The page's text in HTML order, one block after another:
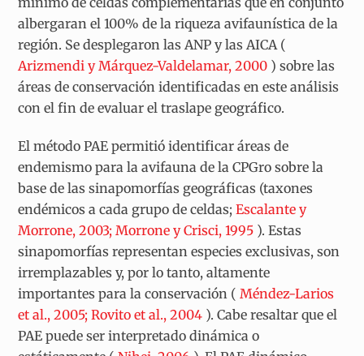
albergaran el 100% de la riqueza avifaunística de la
región. Se desplegaron las ANP y las AICA (
Arizmendi y Márquez-Valdelamar, 2000 ) sobre las
áreas de conservación identificadas en este análisis
con el fin de evaluar el traslape geográfico.
El método PAE permitió identificar áreas de
endemismo para la avifauna de la CPGro sobre la
base de las sinapomorfías geográficas (taxones
endémicos a cada grupo de celdas;Escalante y
Morrone, 2003; Morrone y Crisci, 1995 ). Estas
sinapomorfías representan especies exclusivas, son
irremplazables y, por lo tanto, altamente
importantes para la conservación (Méndez-Larios
et al., 2005; Rovito et al., 2004 ). Cabe resaltar que el
PAE puede ser interpretado dinámica o